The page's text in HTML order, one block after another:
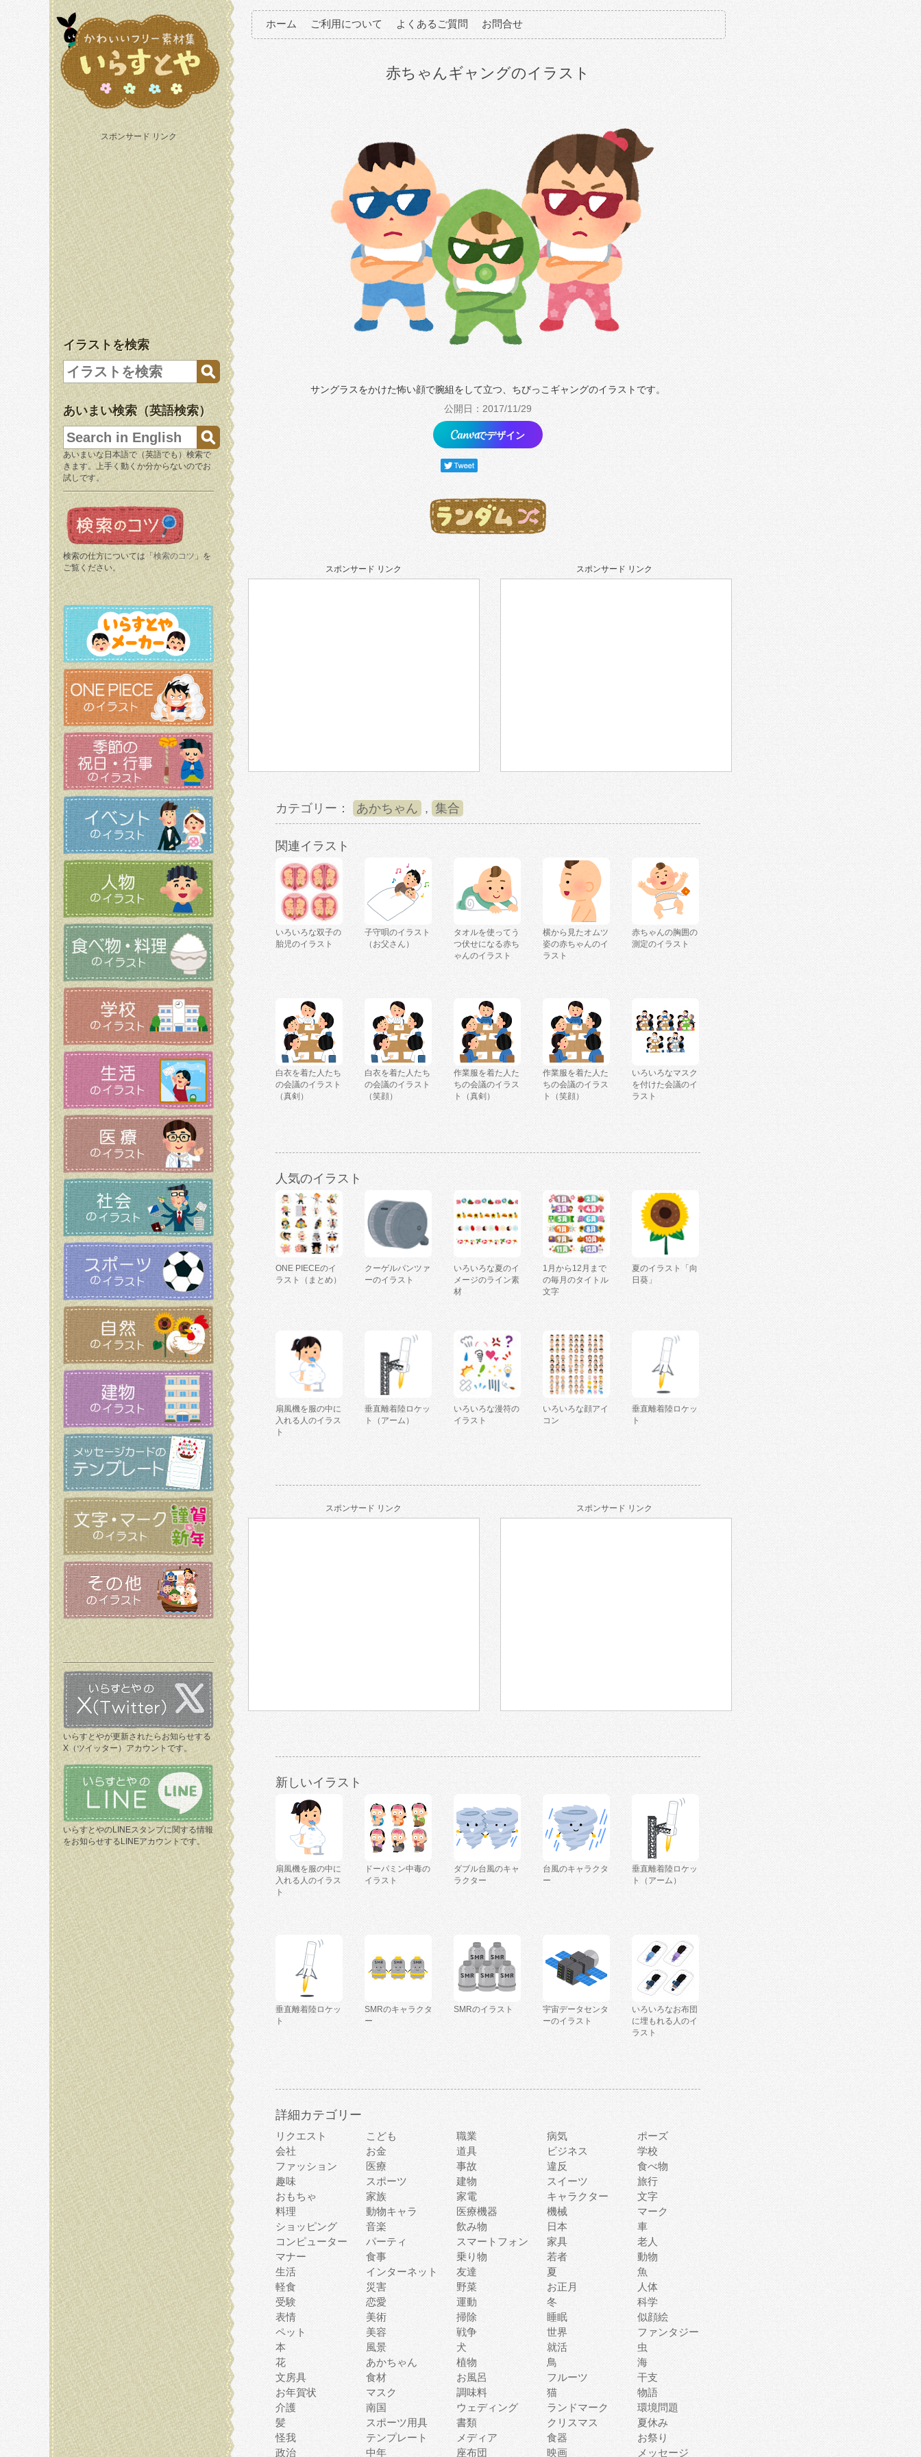
スポンサード リンク
イラストを検索
あいまい検索（英語検索）
あいまいな日本語で（英語でも）検索で
きます。上手く動くか分からないのでお
試しです。
検索の仕方については「 検索のコツ 」を
ご覧ください。
いらすとやが更新されたらお知らせする
X（ツイッター）アカウントです。
いらすとやのLINEスタンプに関する情報
をお知らせするLINEアカウントです。
ホーム ご利用について よくあるご質問 お問合せ
赤ちゃんギャングのイラスト
サングラスをかけた怖い顔で腕組をして立つ、ちびっこギャングのイラストです。
公開日：2017/11/29
でデザイン
スポンサード リンク スポンサード リンク
カテゴリー： あかちゃん , 集合
関連イラスト
いろいろな双子の
胎児のイラスト
子守唄のイラスト
（お父さん）
タオルを使ってう
つ伏せになる赤ち
ゃんのイラスト
横から見たオムツ
姿の赤ちゃんのイ
ラスト
赤ちゃんの胸囲の
測定のイラスト
白衣を着た人たち
の会議のイラスト
（真剣）
白衣を着た人たち
の会議のイラスト
（笑顔）
作業服を着た人た
ちの会議のイラス
ト（真剣）
作業服を着た人た
ちの会議のイラス
ト（笑顔）
いろいろなマスク
を付けた会議のイ
ラスト
人気のイラスト
ONE PIECEのイ
ラスト（まとめ）
クーゲルパンツァ
ーのイラスト
いろいろな夏のイ
メージのライン素
材
1月から12月まで
の毎月のタイトル
文字
夏のイラスト「向
日葵」
扇風機を服の中に
入れる人のイラス
ト
垂直離着陸ロケッ
ト（アーム）
いろいろな漫符の
イラスト
いろいろな顔アイ
コン
垂直離着陸ロケッ
ト
スポンサード リンク スポンサード リンク
新しいイラスト
扇風機を服の中に
入れる人のイラス
ト
ドーパミン中毒の
イラスト
ダブル台風のキャ
ラクター
台風のキャラクタ
ー
垂直離着陸ロケッ
ト（アーム）
垂直離着陸ロケッ
ト
SMRのキャラクタ
ー
SMRのイラスト
宇宙データセンタ
ーのイラスト
いろいろなお布団
に埋もれる人のイ
ラスト
詳細カテゴリー
リクエスト こども 職業 病気
ポーズ
会社
お金 道具 ビジネス
学校
ファッション
医療 事故 違反
食べ物
趣味
スポーツ 建物 スイーツ
旅行
おもちゃ
家族 家電 キャラクター
文字
料理
動物キャラ 医療機器 機械
マーク
ショッピング
音楽 飲み物 日本
車
コンピューター
パーティ スマートフォン 家具
老人
マナー
食事 乗り物 若者
動物
生活
インターネット 友達 夏
魚
軽食
災害 野菜 お正月
人体
受験
恋愛 運動 冬
科学
表情
美術 掃除 睡眠
似顔絵
ペット
美容 戦争 世界
ファンタジー
本
風景 犬 就活
虫
花
あかちゃん 植物 鳥
海
文房具
食材 お風呂 フルーツ
干支
お年賀状
マスク 調味料 猫
物語
介護
南国 ウェディング ランドマーク
環境問題
髪
スポーツ用具 書類 クリスマス
夏休み
怪我
テンプレート メディア 食器
お祭り
政治
中年 座布団 映画 メッセージ